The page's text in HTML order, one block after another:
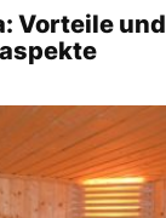
Vorteile und